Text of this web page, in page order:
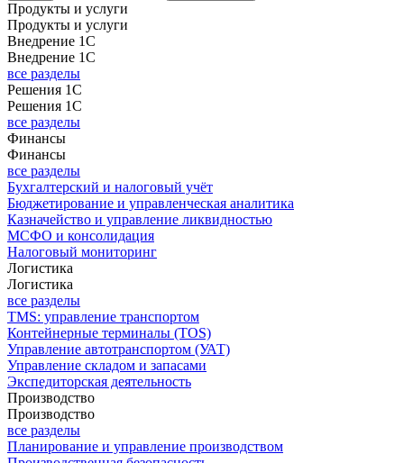
Продукты и услуги
Продукты и услуги
Внедрение 1С
Внедрение 1С
все разделы
Решения 1С
Решения 1С
все разделы
Финансы
Финансы
все разделы
Бухгалтерский и налоговый учёт
Бюджетирование и управленческая аналитика
Казначейство и управление ликвидностью
МСФО и консолидация
Налоговый мониторинг
Логистика
Логистика
все разделы
TMS: управление транспортом
Контейнерные терминалы (TOS)
Управление автотранспортом (УАТ)
Управление складом и запасами
Экспедиторская деятельность
Производство
Производство
все разделы
Планирование и управление производством